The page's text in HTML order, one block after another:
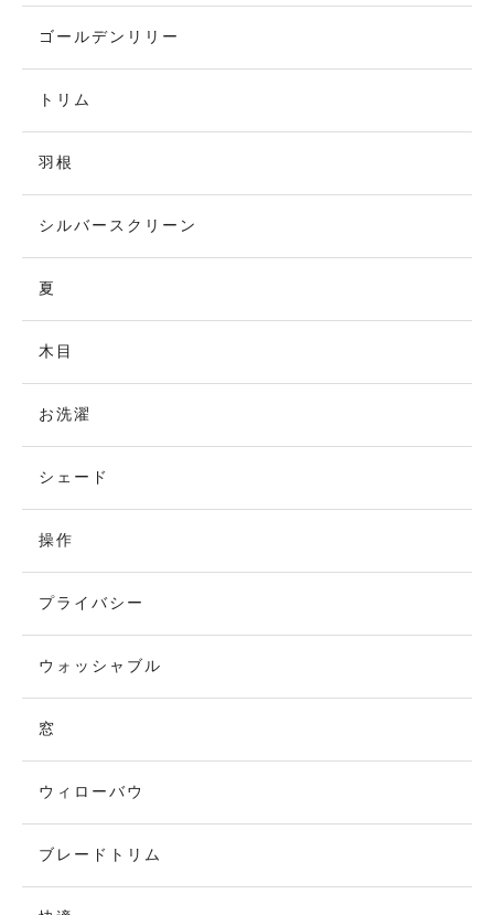
ゴールデンリリー
トリム
羽根
シルバースクリーン
夏
木目
お洗濯
シェード
操作
プライバシー
ウォッシャブル
窓
ウィローバウ
ブレードトリム